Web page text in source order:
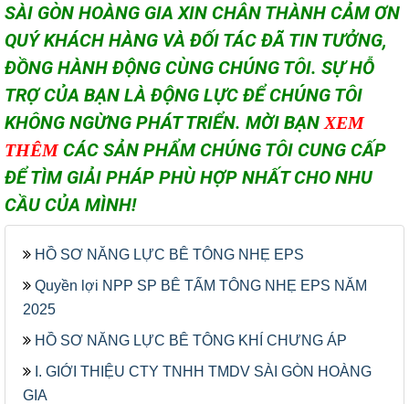
SÀI GÒN HOÀNG GIA XIN CHÂN THÀNH CẢM ƠN
QUÝ KHÁCH HÀNG VÀ ĐỐI TÁC ĐÃ TIN TƯỞNG,
ĐỒNG HÀNH ĐỘNG CÙNG CHÚNG TÔI. SỰ HỖ
TRỢ CỦA BẠN LÀ ĐỘNG LỰC ĐỂ CHÚNG TÔI
KHÔNG NGỪNG PHÁT TRIỂN. MỜI BẠN XEM
THÊMCÁC SẢN PHẨM CHÚNG TÔI CUNG CẤP
ĐỂ TÌM GIẢI PHÁP PHÙ HỢP NHẤT CHO NHU
CẦU CỦA MÌNH!
HỒ SƠ NĂNG LỰC BÊ TÔNG NHẸ EPS
Quyền lợi NPP SP BÊ TẤM TÔNG NHẸ EPS NĂM
2025
HỒ SƠ NĂNG LỰC BÊ TÔNG KHÍ CHƯNG ÁP
I. GIỚI THIỆU CTY TNHH TMDV SÀI GÒN HOÀNG
GIA